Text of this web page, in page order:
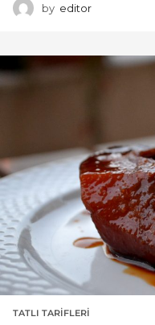
by editor
TATLI TARIFLERI